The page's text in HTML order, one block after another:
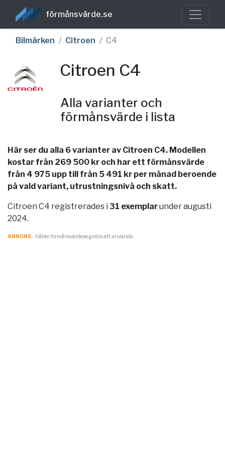
förmånsvärde.se
Bilmärken Citroen C4
Citroen C4
Alla varianter och
förmånsvärde i lista
Här ser du alla 6 varianter av Citroen C4. Modellen
kostar från 269 500 kr och har ett förmånsvärde
från 4 975 upp till från 5 491 kr per månad beroende
på vald variant, utrustningsnivå och skatt.
Citroen C4 registrerades i 31 exemplarunder augusti
2024.
ANNONS- håller förmånsvärde.se gratis att använda